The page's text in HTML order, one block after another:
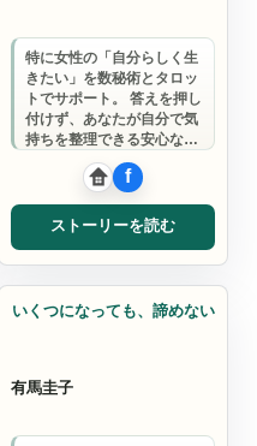
特に女性の「自分らしく生
きたい」を数秘術とタロッ
トでサポート。 答えを押し
付けず、あなたが自分で気
持ちを整理できる安心な時
間を提供します。
ストーリーを読む
カウンセラー
いくつになっても、諦めない
有馬圭子